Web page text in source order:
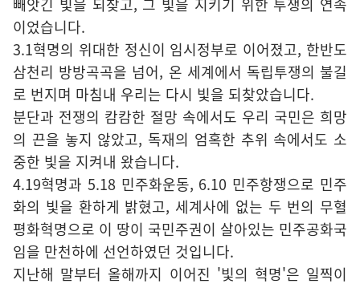
빼앗긴 빛을 되찾고, 그 빛을 지키기 위한 투쟁의 연속
이었습니다.
3.1혁명의 위대한 정신이 임시정부로 이어졌고, 한반도
삼천리 방방곡곡을 넘어, 온 세계에서 독립투쟁의 불길
로 번지며 마침내 우리는 다시 빛을 되찾았습니다.
분단과 전쟁의 캄캄한 절망 속에서도 우리 국민은 희망
의 끈을 놓지 않았고, 독재의 엄혹한 추위 속에서도 소
중한 빛을 지켜내 왔습니다.
4.19혁명과 5.18 민주화운동, 6.10 민주항쟁으로 민주
화의 빛을 환하게 밝혔고, 세계사에 없는 두 번의 무혈
평화혁명으로 이 땅이 국민주권이 살아있는 민주공화국
임을 만천하에 선언하였던 것입니다.
지난해 말부터 올해까지 이어진 '빛의 혁명'은 일찍이